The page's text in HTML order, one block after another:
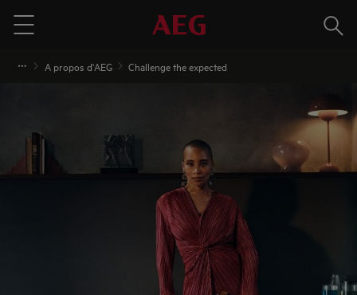
Menu
A propos d'AEG Challenge the expected